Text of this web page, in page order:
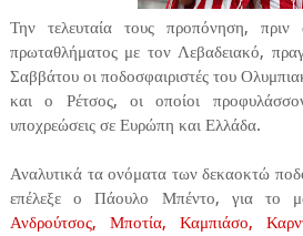
Την τελευταία τους προπόνηση,
πρωταθλήματος με τον Λεβαδειακό,
Σαββάτου οι ποδοσφαιριστές του
και ο Ρέτσος, οι οποίοι
υποχρεώσεις σε Ευρώπη και Ελλάδα.
Αναλυτικά τα ονόματα των δεκαοκτώ
επέλεξε ο Πάουλο Μπέντο, για το
Ανδρούτσος, Μποτία, Καμπιάσο,